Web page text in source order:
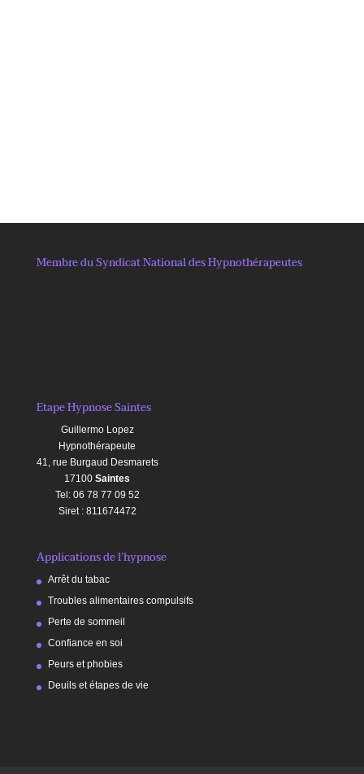
Membre du Syndicat National des Hypnothérapeutes
Etape Hypnose Saintes
Guillermo Lopez
Hypnothérapeute
41, rue Burgaud Desmarets
17100Saintes
Tel: 06 78 77 09 52
Siret : 811674472
Applications de l’hypnose
Arrêt du tabac
Troubles alimentaires compulsifs
Perte de sommeil
Confiance en soi
Peurs et phobies
Deuils et étapes de vie